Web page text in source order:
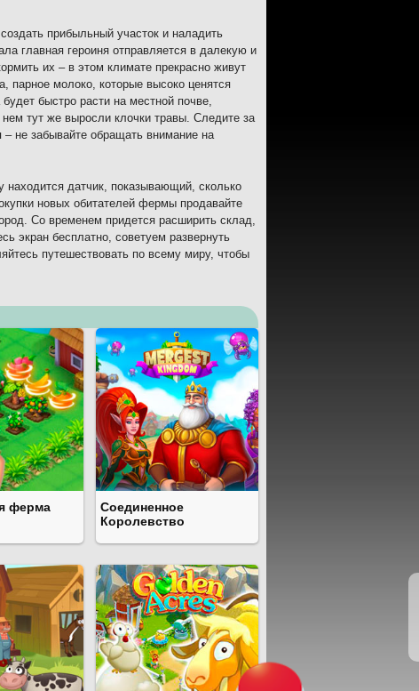
прибыльный участок и наладить
главная героиня отправляется в далекую и
их – в этом климате прекрасно живут
парное молоко, которые высоко ценятся
быстро расти на местной почве,
тут же выросли клочки травы. Следите за
не забывайте обращать внимание на
находится датчик, показывающий, сколько
новых обитателей фермы продавайте
Со временем придется расширить склад,
экран бесплатно, советуем развернуть
путешествовать по всему миру, чтобы
ферма
Соединенное
Королевство